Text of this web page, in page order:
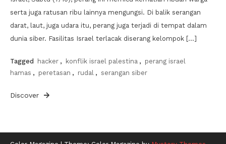
serta juga ratusan ribu lainnya mengungsi. Di balik serangan
darat, laut, juga udara itu, perang juga terjadi di tempat dalam
dunia siber. Fasilitas Israel terlacak diserang kelompok […]
Tagged hacker , konflik israel palestina , perang israel
hamas , peretasan , rudal , serangan siber
Discover